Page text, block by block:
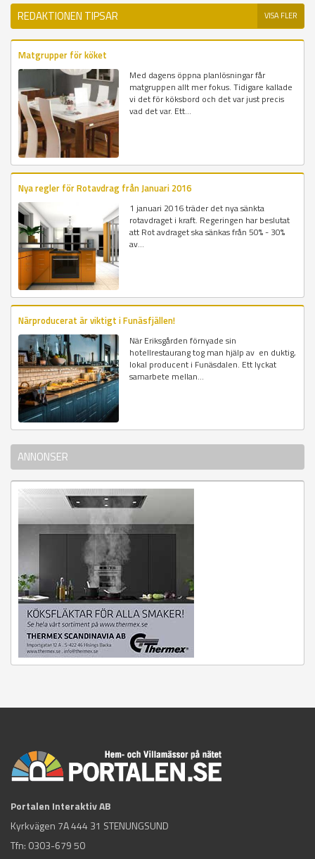
REDAKTIONEN TIPSAR VISA FLER
Matgrupper för köket
Med dagens öppna planlösningar får
matgruppen allt mer fokus. Tidigare kallade
vi det för köksbord och det var just precis
vad det var. Ett...
Nya regler för Rotavdrag från Januari 2016
1 januari 2016 träder det nya sänkta
rotavdraget i kraft. Regeringen har beslutat
att Rot avdraget ska sänkas från 50% - 30%
av...
Närproducerat är viktigt i Funäsfjällen!
När Eriksgården förnyade sin
hotellrestaurang tog man hjälp av en duktig,
lokal producent i Funäsdalen. Ett lyckat
samarbete mellan...
ANNONSER
Portalen Interaktiv AB
Kyrkvägen 7A 444 31 STENUNGSUND
Tfn: 0303-679 50